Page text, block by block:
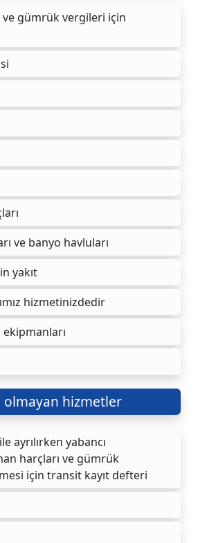
gümrük vergileri için
ve banyo havluları
yakıt
hizmetinizdedir
olmayan hizmetler
ayrılırken yabancı
harçları ve gümrük
için transit kayıt defteri